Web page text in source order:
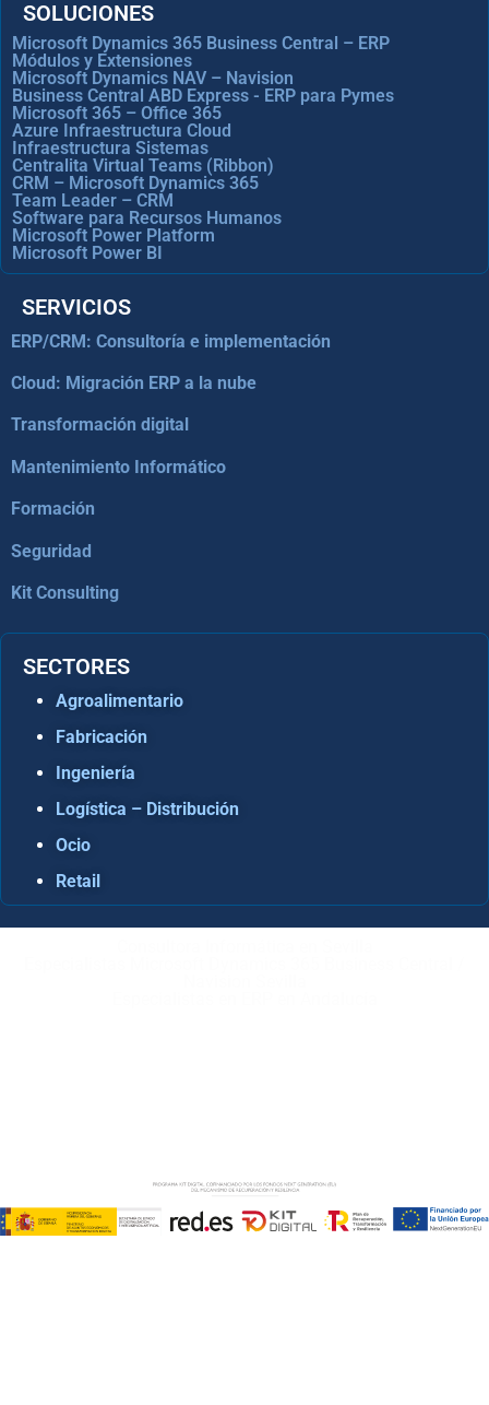
SOLUCIONES
Microsoft Dynamics 365 Business Central – ERP
Módulos y Extensiones
Microsoft Dynamics NAV – Navision
Business Central ABD Express - ERP para Pymes
Microsoft 365 – Office 365
Azure Infraestructura Cloud
Infraestructura Sistemas
Centralita Virtual Teams (Ribbon)
CRM – Microsoft Dynamics 365
Team Leader – CRM
Software para Recursos Humanos
Microsoft Power Platform
Microsoft Power BI
SERVICIOS
ERP/CRM: Consultoría e implementación
Cloud: Migración ERP a la nube
Transformación digital
Mantenimiento Informático
Formación
Seguridad
Kit Consulting
SECTORES
Agroalimentario
Fabricación
Ingeniería
Logística – Distribución
Ocio
Retail